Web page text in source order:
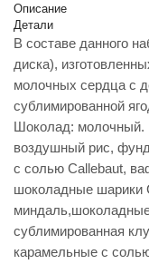
Описание
Детали
В составе данного
диска),
молочных сердца c
сублимированной
Шоколад: молочный.
воздушный рис,
с солью Сallebaut,
шоколадные шарики
сублимированная
карамельные с